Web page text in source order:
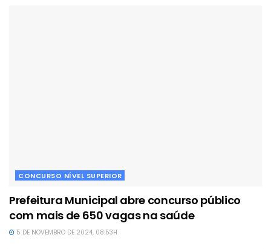
CONCURSO NÍVEL SUPERIOR
Prefeitura Municipal abre concurso público
com mais de 650 vagas na saúde
5 DE NOVEMBRO DE 2024, 08:53H